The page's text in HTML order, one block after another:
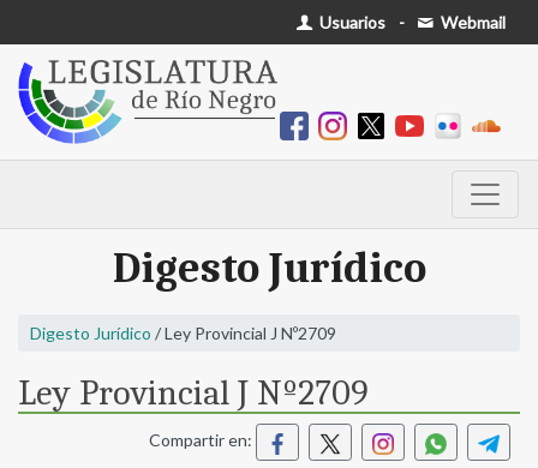
Usuarios - Webmail
Digesto Jurídico
Digesto Jurídico / Ley Provincial J Nº2709
Ley Provincial J Nº2709
Compartir en: